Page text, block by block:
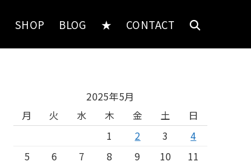
SHOP BLOG ★ CONTACT
2025年5月
月
火 水 木 金 土
日
1
2 3
4
5
6 7 8 9 10
11